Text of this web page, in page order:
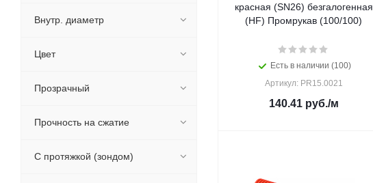
красная (SN26) безгалогенная
(HF) Промрукав (100/100)
Есть в наличии (100)
Артикул: PR15.0021
140.41руб./м
Внутр. диаметр
Цвет
Прозрачный
Прочность на сжатие
С протяжкой (зондом)